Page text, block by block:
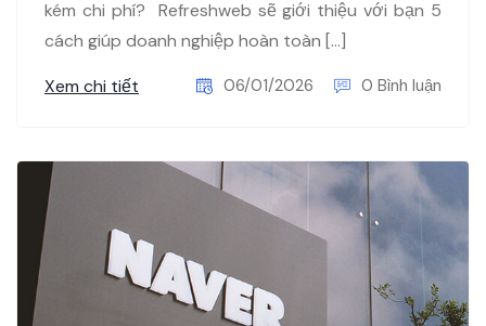
kém chi phí? Refreshweb sẽ giới thiệu với bạn 5
cách giúp doanh nghiệp hoàn toàn […]
Xem chi tiết
06/01/2026 0 Bình luận